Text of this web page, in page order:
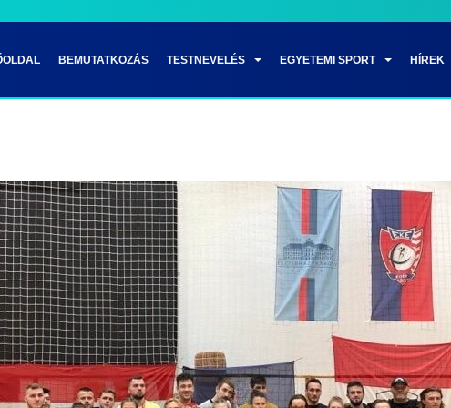
BEMUTATKOZÁS TESTNEVELÉS EGYETEMI SPORT HÍREK